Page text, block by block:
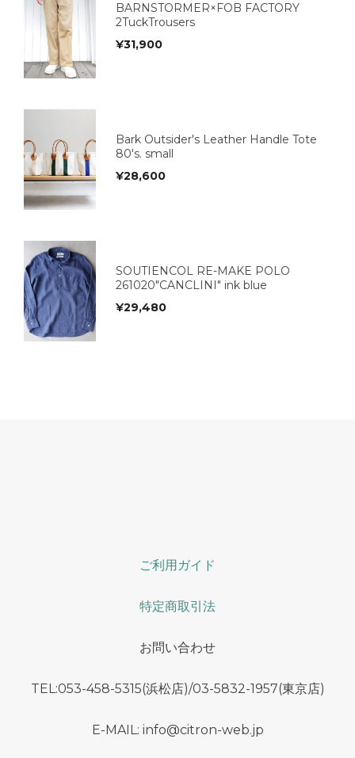
BARNSTORMER×FOB FACTORY
2TuckTrousers
¥31,900
Bark Outsider's Leather Handle Tote
80's. small
¥28,600
SOUTIENCOL RE-MAKE POLO
261020"CANCLINI" ink blue
¥29,480
ご利用ガイド
特定商取引法
お問い合わせ
TEL:053-458-5315(浜松店)/03-5832-1957(東京店)
E-MAIL: info@citron-web.jp